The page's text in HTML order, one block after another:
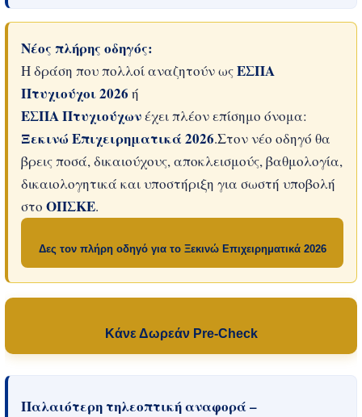
Νέος πλήρης οδηγός:
Η δράση που πολλοί αναζητούν ωςΕΣΠΑ
Πτυχιούχοι 2026 ή
ΕΣΠΑ Πτυχιούχωνέχει πλέον επίσημο όνομα:
Ξεκινώ Επιχειρηματικά 2026.Στον νέο οδηγό θα
βρεις ποσά, δικαιούχους, αποκλεισμούς, βαθμολογία,
δικαιολογητικά και υποστήριξη για σωστή υποβολή
στο ΟΠΣΚΕ.
Δες τον πλήρη οδηγό για το Ξεκινώ Επιχειρηματικά 2026
Κάνε Δωρεάν Pre-Check
Παλαιότερη τηλεοπτική αναφορά –